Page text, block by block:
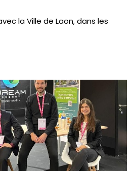
la Ville de Laon, dans les